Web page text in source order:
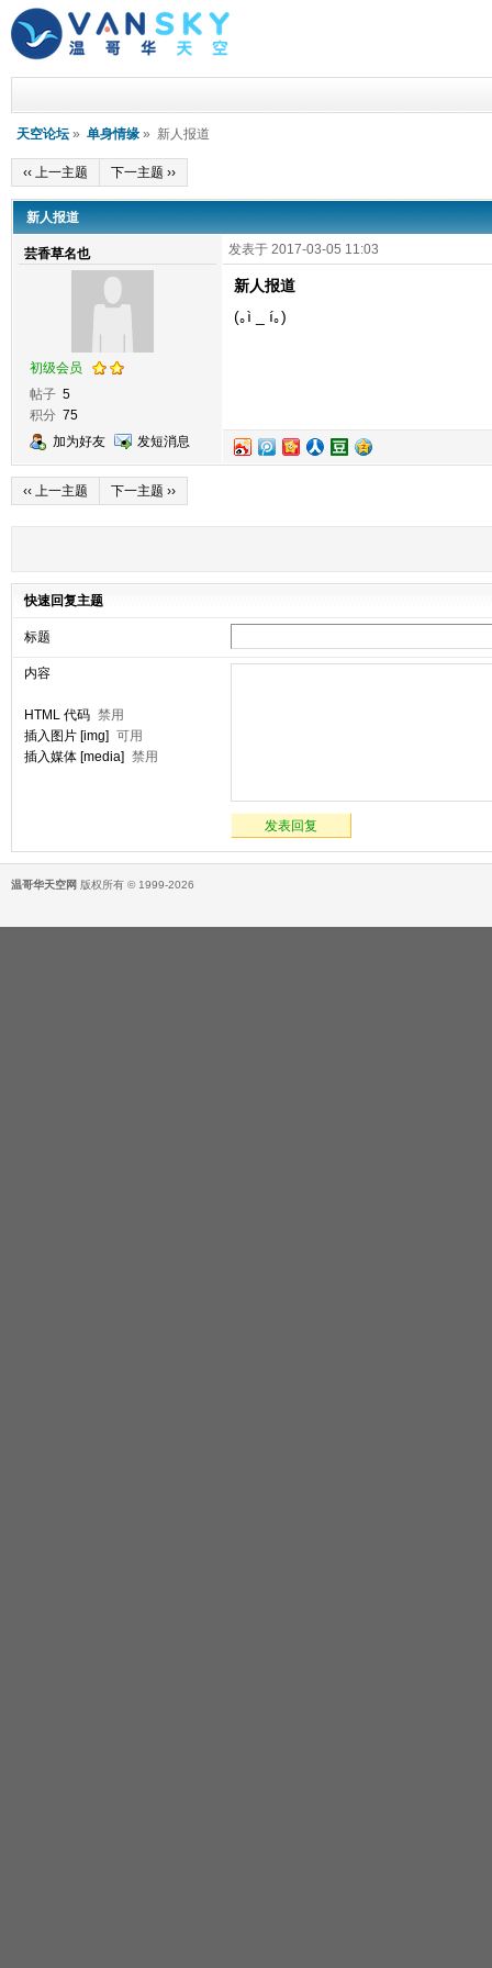
天空论坛 » 单身情缘 » 新人报道
‹‹ 上一主题 下一主题 ››
新人报道
芸香草名也
初级会员
帖子 5
积分 75
加为好友
发短消息
发表于 2017-03-05 11:03
新人报道
(｡ì _ í｡)
‹‹ 上一主题 下一主题 ››
快速回复主题
标题
内容
HTML 代码 禁用
插入图片 [img] 可用
插入媒体 [media] 禁用
发表回复
温哥华天空网 版权所有 © 1999-2026